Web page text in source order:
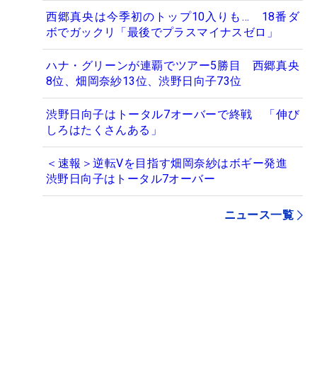
西郷真央は今季初のトップ10入りも… 18番ダ
ボでガックリ「最後でプラスマイナスゼロ」
ハナ・グリーンが連覇でツアー5勝目 西郷真央
8位、畑岡奈紗13位、渋野日向子73位
渋野日向子はトータル7オーバーで終戦 「伸び
しろはたくさんある」
＜速報＞逆転Vを目指す畑岡奈紗はボギー発進
渋野日向子はトータル7オーバー
ニュース一覧